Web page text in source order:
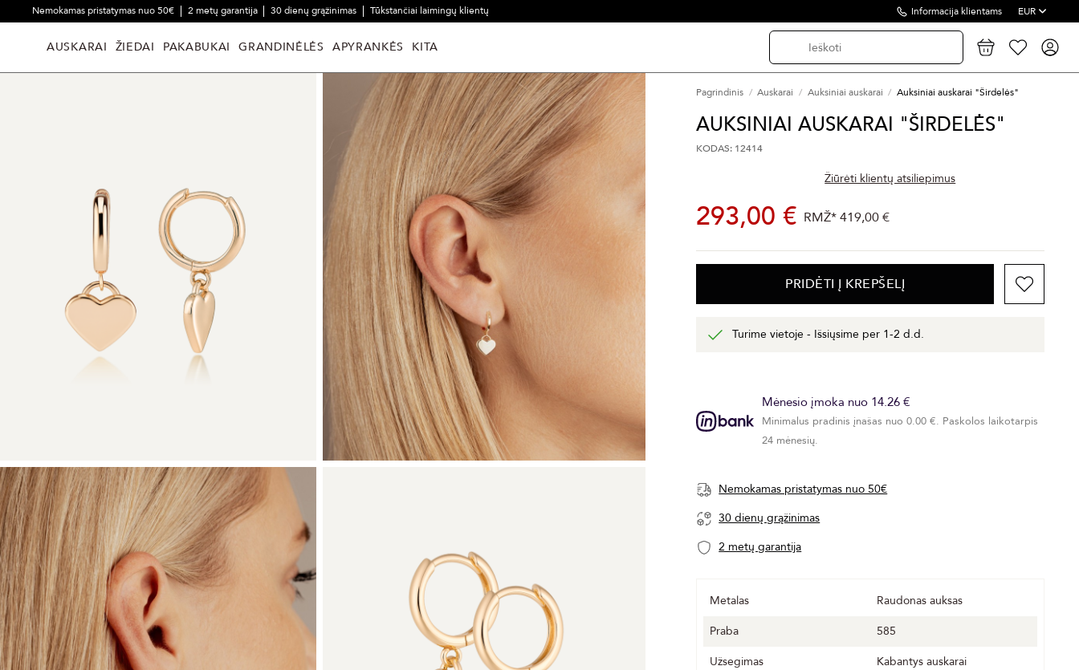
Nemokamas pristatymas nuo 50€ 2 metų garantija 30 dienų grąžinimas Tūkstančiai laimingų klientų Informacija klientams EUR
AUSKARAI ŽIEDAI PAKABUKAI GRANDINĖLĖS APYRANKĖS KITA
Pagrindinis Auskarai Auksiniai auskarai Auksiniai auskarai "Širdelės"
AUKSINIAI AUSKARAI "ŠIRDELĖS"
KODAS: 12414
Žiūrėti klientų atsiliepimus
293,00 € RMŽ*419,00 €
PRIDĖTI Į KREPŠELĮ
Turime vietoje - Išsiųsime per 1-2 d.d.
Mėnesio įmoka nuo 14.26 €
Minimalus pradinis įnašas nuo 0.00 €. Paskolos laikotarpis
24 mėnesių.
Nemokamas pristatymas nuo 50€
30 dienų grąžinimas
2 metų garantija
Metalas
Raudonas auksas
Praba
585
Užsegimas
Kabantys auskarai